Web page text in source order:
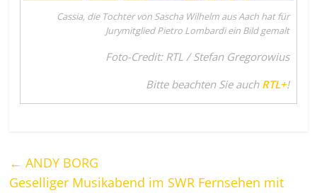
Cassia, die Tochter von Sascha Wilhelm aus Aach hat für
Jurymitglied Pietro Lombardi ein Bild gemalt
Foto-Credit: RTL / Stefan Gregorowius
Bitte beachten Sie auch RTL+!
← ANDY BORG
Geselliger Musikabend im SWR Fernsehen mit